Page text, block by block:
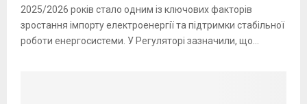
2025/2026 років стало одним із ключових факторів
зростання імпорту електроенергії та підтримки стабільної
роботи енергосистеми. У Регуляторі зазначили, що...